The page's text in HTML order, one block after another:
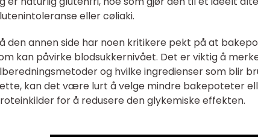
eller cøliaki.
den annen side har noen kritikere pekt på at
kan påvirke blodsukkernivået. Det er viktig å
og hvilke ingredienser som blir
kan det være lurt å velge mindre bakepoteter
for å redusere den glykemiske effekten.